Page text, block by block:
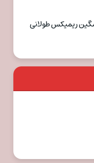
ریمیکس طولانی